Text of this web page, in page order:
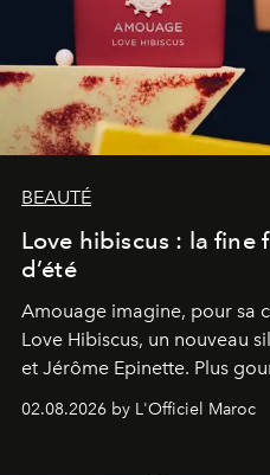
BEAUTÉ
Love hibiscus : la fine
d’été
Amouage imagine, pour sa
Love Hibiscus, un nouveau
et Jérôme Epinette. Plus
à fait irrésistible.
02.08.2026 by L'Officiel Maroc